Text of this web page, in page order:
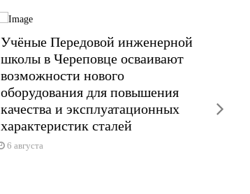
Учёные Передовой инженерной
школы в Череповце осваивают
возможности нового
оборудования для повышения
качества и эксплуатационных
характеристик сталей
6 августа